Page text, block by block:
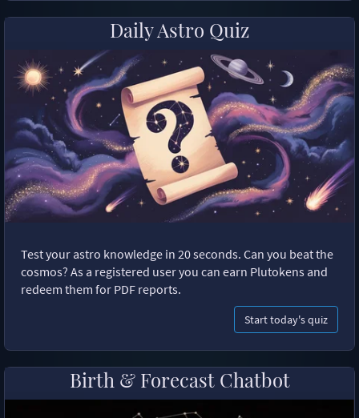
Daily Astro Quiz
Test your astro knowledge in 20 seconds. Can you beat the
cosmos? As a registered user you can earn Plutokens and
redeem them for PDF reports.
Start today's quiz
Birth & Forecast Chatbot